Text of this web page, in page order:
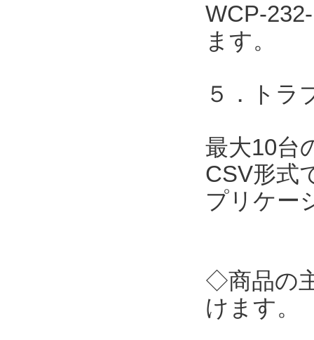
WCP-
ます。
５．トラ
最大10台
CSV形式
プリケー
◇商品の
けます。